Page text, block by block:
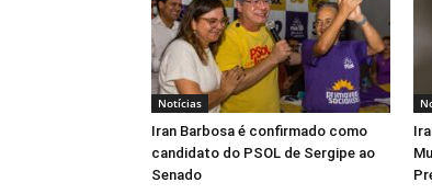
Notícias
Iran Barbosa é confirmado como
candidato do PSOL de Sergipe ao
Senado